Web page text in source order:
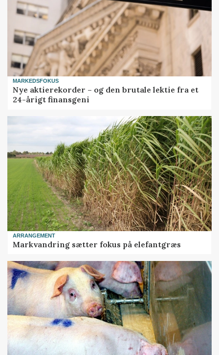
MARKEDSFOKUS
Nye aktierekorder – og den brutale lektie fra et
24-årigt finansgeni
ARRANGEMENT
Markvandring sætter fokus på elefantgræs